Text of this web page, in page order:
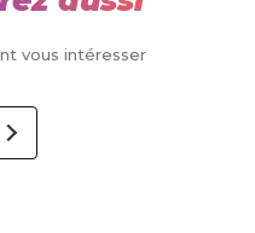
vous intéresser